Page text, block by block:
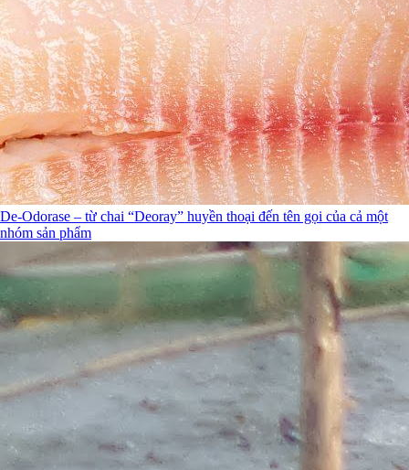
De-Odorase – từ chai “Deoray” huyền thoại đến tên gọi của cả một
nhóm sản phẩm